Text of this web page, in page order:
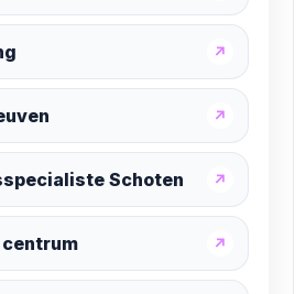
↗
↗
Schoten ↗
centrum ↗